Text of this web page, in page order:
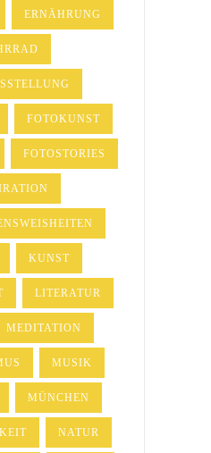
ERNÄHRUNG
FOTOKUNST
FOTOSTORIES
KUNST
LITERATUR
MEDITATION
MUSIK
MÜNCHEN
NATUR